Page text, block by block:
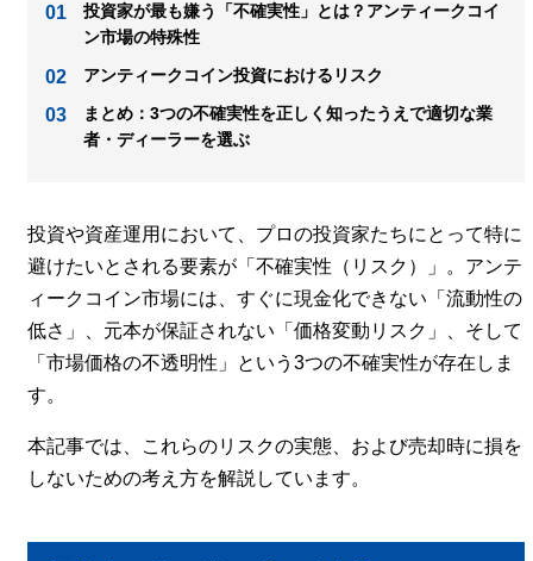
投資家が最も嫌う「不確実性」とは？アンティークコイ
ン市場の特殊性
アンティークコイン投資におけるリスク
まとめ：3つの不確実性を正しく知ったうえで適切な業
者・ディーラーを選ぶ
投資や資産運用において、プロの投資家たちにとって特に
避けたいとされる要素が「不確実性（リスク）」。アンテ
ィークコイン市場には、すぐに現金化できない「流動性の
低さ」、元本が保証されない「価格変動リスク」、そして
「市場価格の不透明性」という3つの不確実性が存在しま
す。
本記事では、これらのリスクの実態、および売却時に損を
しないための考え方を解説しています。